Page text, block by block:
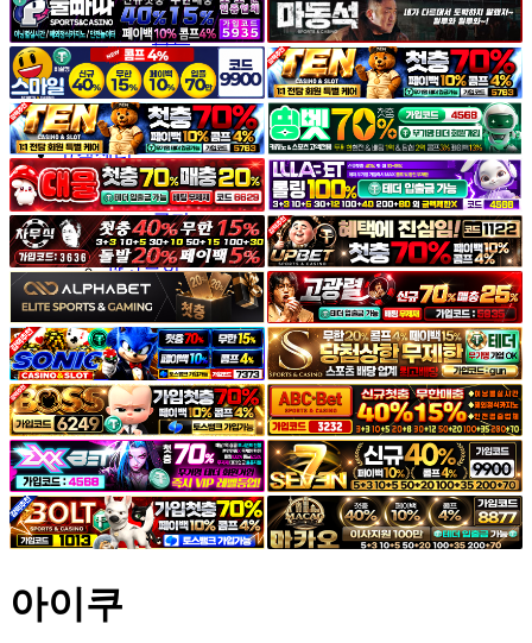
후방주의
움짤
스포츠
기타
야썰
고객센터
공지&이벤트
공지
1:1문의
광고문의
아이쿠